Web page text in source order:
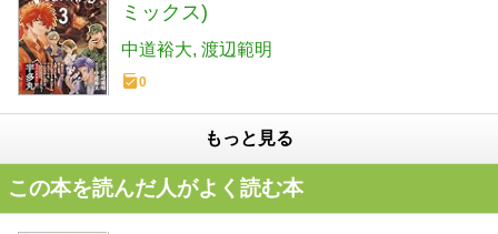
ミックス)
中道裕大 渡辺範明
0
もっと見る
この本を読んだ人がよく読む本